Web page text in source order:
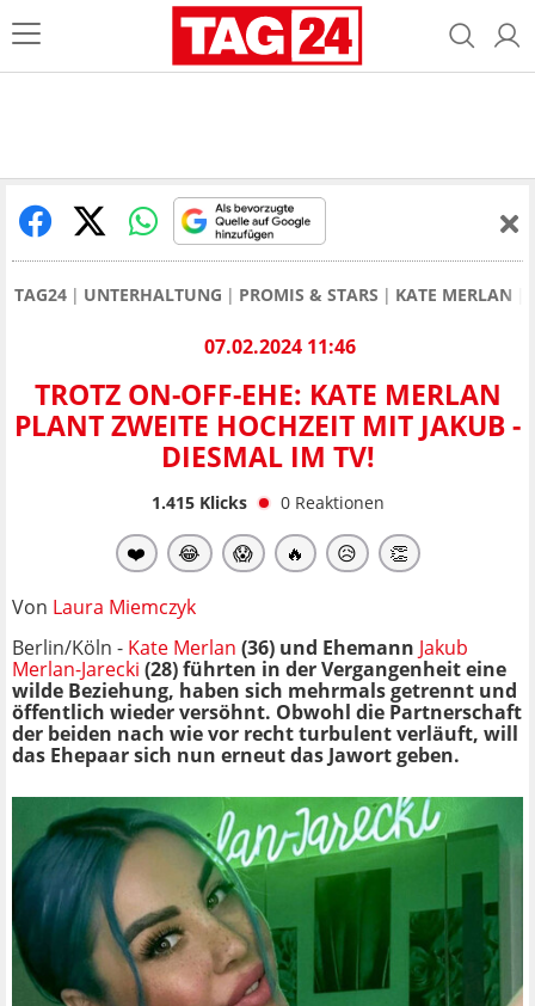
TAG24 UNTERHALTUNG PROMIS & STARS KATE MERLAN
07.02.2024 11:46
TROTZ ON-OFF-EHE: KATE MERLAN
PLANT ZWEITE HOCHZEIT MIT JAKUB -
DIESMAL IM TV!
1.415Klicks 0 Reaktionen
❤️ 😂 😱 🔥 😥 👏
Von Laura Miemczyk
Berlin/Köln - Kate Merlan (36) und Ehemann Jakub
Merlan-Jarecki (28) führten in der Vergangenheit eine
wilde Beziehung, haben sich mehrmals getrennt und
öffentlich wieder versöhnt. Obwohl die Partnerschaft
der beiden nach wie vor recht turbulent verläuft, will
das Ehepaar sich nun erneut das Jawort geben.